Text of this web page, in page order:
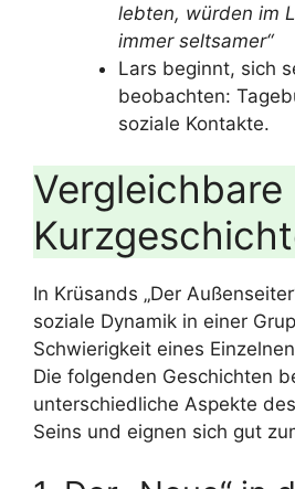
lebten, würden im
immer seltsamer“
Lars beginnt, sich
beobachten:
soziale Kontakte.
Vergleichbare
In Krüsands „Der
soziale Dynamik in einer
Schwierigkeit eines
Die folgenden Geschichten
unterschiedliche Aspekte
Seins und eignen sich gut